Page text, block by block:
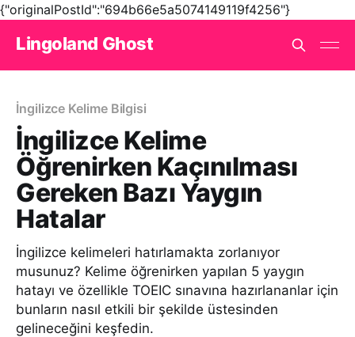
{"originalPostId":"694b66e5a5074149119f4256"}
Lingoland Ghost
İngilizce Kelime Bilgisi
İngilizce Kelime
Öğrenirken Kaçınılması
Gereken Bazı Yaygın
Hatalar
İngilizce kelimeleri hatırlamakta zorlanıyor
musunuz? Kelime öğrenirken yapılan 5 yaygın
hatayı ve özellikle TOEIC sınavına hazırlananlar için
bunların nasıl etkili bir şekilde üstesinden
gelineceğini keşfedin.